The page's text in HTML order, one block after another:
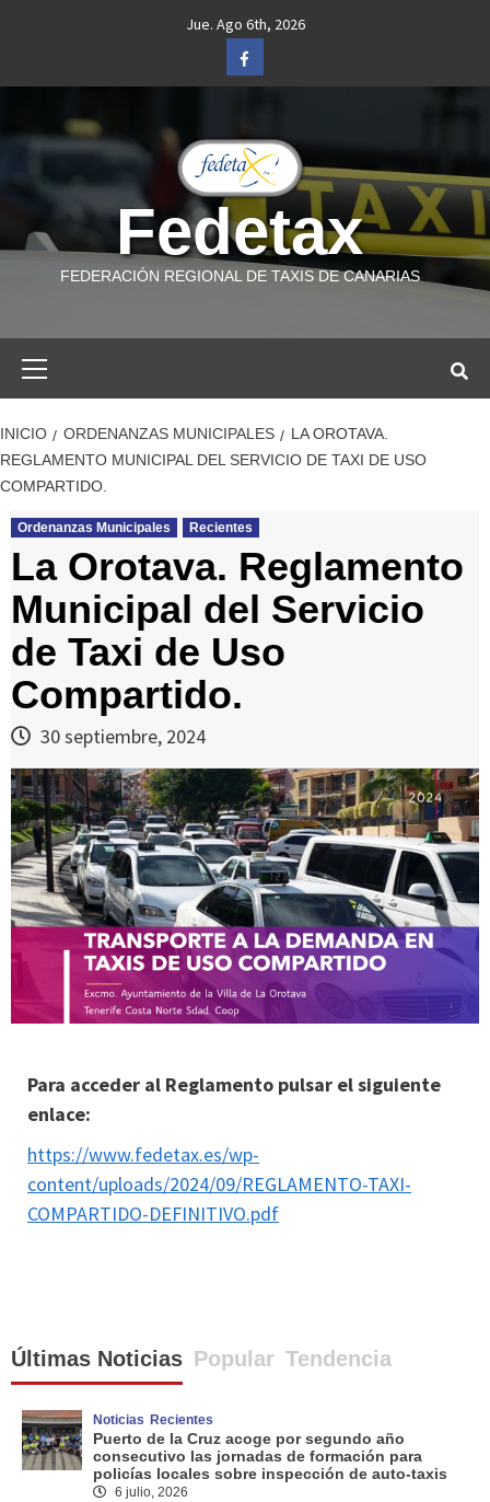
Jue. Ago 6th, 2026
Facebook
Fedetax
FEDERACIÓN REGIONAL DE TAXIS DE CANARIAS
INICIO ORDENANZAS MUNICIPALES
LA OROTAVA.
REGLAMENTO MUNICIPAL DEL SERVICIO DE TAXI DE USO
COMPARTIDO.
Ordenanzas Municipales Recientes
La Orotava. Reglamento
Municipal del Servicio
de Taxi de Uso
Compartido.
30 septiembre, 2024
Para acceder al Reglamento pulsar el siguiente
enlace:
https://www.fedetax.es/wp-
content/uploads/2024/09/REGLAMENTO-TAXI-
COMPARTIDO-DEFINITIVO.pdf
Últimas Noticias Popular Tendencia
Noticias Recientes
Puerto de la Cruz acoge por segundo año
consecutivo las jornadas de formación para
policías locales sobre inspección de auto-taxis
6 julio, 2026